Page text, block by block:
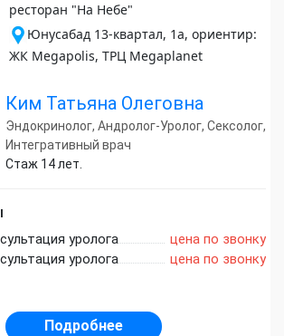
ресторан "На Небе"
Юнусабад 13-квартал, 1а, ориентир:
ЖК Megapolis, ТРЦ Megaplanet
Ким Татьяна Олеговна
Эндокринолог, Андролог-Уролог, Сексолог,
Интегративный врач
Стаж 14 лет.
уролога
цена по звонку
уролога
цена по звонку
Подробнее